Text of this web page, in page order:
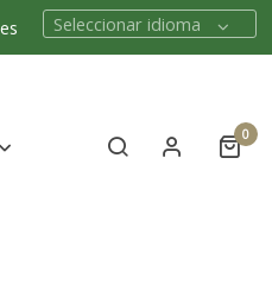
Seleccionar idioma
0